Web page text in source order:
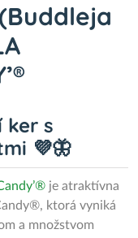
ker s
💜🦋
je atraktívna
ktorá vyniká
a množstvom